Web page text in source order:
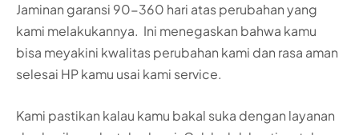
Jaminan garansi 90-360 hari atas perubahan yang
kami melakukannya. Ini menegaskan bahwa kamu
bisa meyakini kwalitas perubahan kami dan rasa aman
selesai HP kamu usai kami service.
Kami pastikan kalau kamu bakal suka dengan layanan